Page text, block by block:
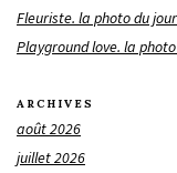
Fleuriste. la photo du
Playground love. la
ARCHIVES
août 2026
juillet 2026